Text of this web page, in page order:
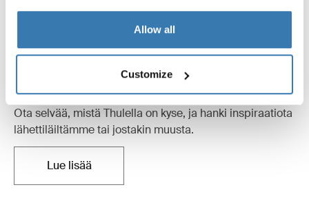
Allow all
Customize
Inspiroivaa sisältöä
Ota selvää, mistä Thulella on kyse, ja hanki inspiraatiota
lähettiläiltämme tai jostakin muusta.
Lue lisää